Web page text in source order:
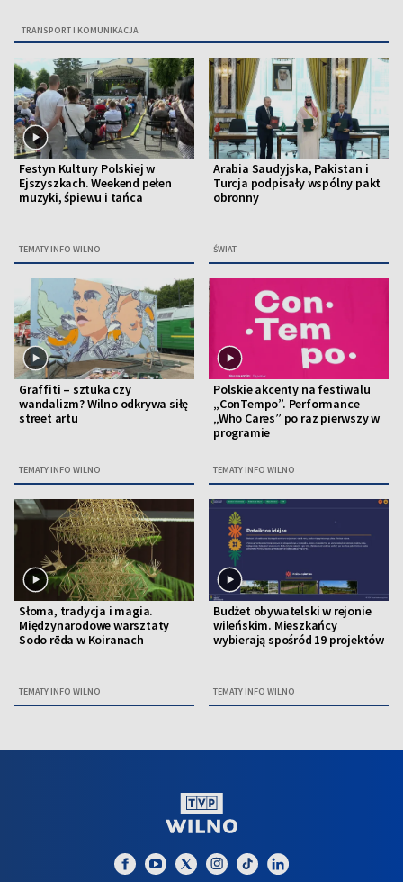
TRANSPORT I KOMUNIKACJA
Festyn Kultury Polskiej w
Ejszyszkach. Weekend pełen
muzyki, śpiewu i tańca
TEMATY INFO WILNO
Arabia Saudyjska, Pakistan i
Turcja podpisały wspólny pakt
obronny
ŚWIAT
Graffiti – sztuka czy
wandalizm? Wilno odkrywa siłę
street artu
TEMATY INFO WILNO
Polskie akcenty na festiwalu
„ConTempo”. Performance
„Who Cares” po raz pierwszy w
programie
TEMATY INFO WILNO
Słoma, tradycja i magia.
Międzynarodowe warsztaty
Sodo rēda w Koiranach
TEMATY INFO WILNO
Budżet obywatelski w rejonie
wileńskim. Mieszkańcy
wybierają spośród 19 projektów
TEMATY INFO WILNO